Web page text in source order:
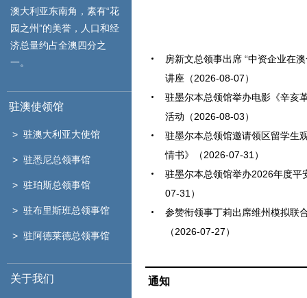
澳大利亚东南角，素有“花
园之州”的美誉，人口和经
济总量约占全澳四分之
一。
驻澳使领馆
> 驻澳大利亚大使馆
> 驻悉尼总领事馆
> 驻珀斯总领事馆
> 驻布里斯班总领事馆
> 驻阿德莱德总领事馆
关于我们
房新文总领事出席 “中资企业在
讲座（2026-08-07）
驻墨尔本总领馆举办电影《辛亥
活动（2026-08-03）
驻墨尔本总领馆邀请领区留学生
情书》（2026-07-31）
驻墨尔本总领馆举办2026年度平
07-31）
参赞衔领事丁莉出席维州模拟联
（2026-07-27）
通知